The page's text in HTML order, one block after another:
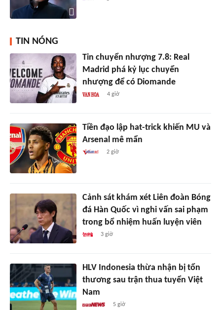
TIN NÓNG
Tin chuyển nhượng 7.8: Real
Madrid phá kỷ lục chuyển
nhượng để có Diomande
4 giờ
Tiền đạo lập hat-trick khiến MU và
Arsenal mê mẩn
2 giờ
Cảnh sát khám xét Liên đoàn Bóng
đá Hàn Quốc vì nghi vấn sai phạm
trong bổ nhiệm huấn luyện viên
3 giờ
HLV Indonesia thừa nhận bị tổn
thương sau trận thua tuyển Việt
Nam
5 giờ